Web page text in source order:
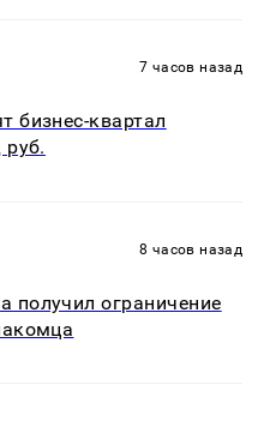
7 часов назад
бизнес-квартал
8 часов назад
ограничение